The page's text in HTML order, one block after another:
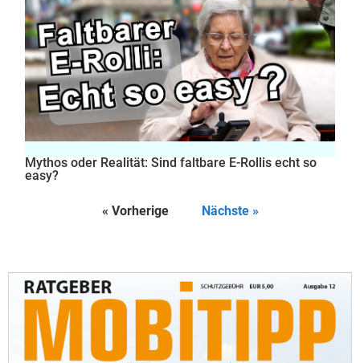
Mythos oder Realität: Sind faltbare E-Rollis echt so
easy?
« Vorherige Nächste »